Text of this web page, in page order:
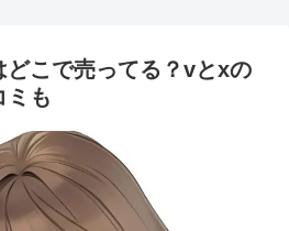
どこで売ってる？vとxの
ミも